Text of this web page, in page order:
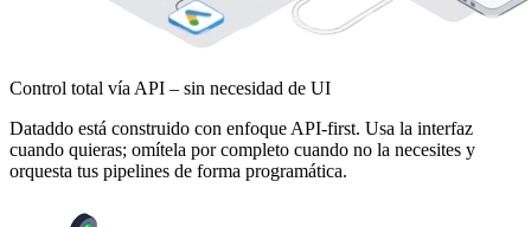
Control total vía API – sin necesidad de UI
Dataddo está construido con enfoque API-first. Usa la interfaz
cuando quieras; omítela por completo cuando no la necesites y
orquesta tus pipelines de forma programática.